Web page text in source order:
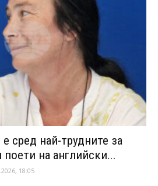
сред най-трудните за
поети на английски...
18:05